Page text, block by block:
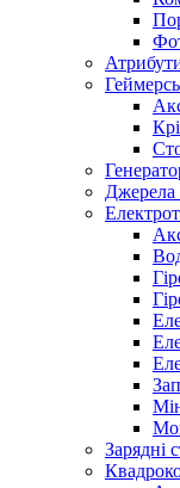
Джерела
Зарядні